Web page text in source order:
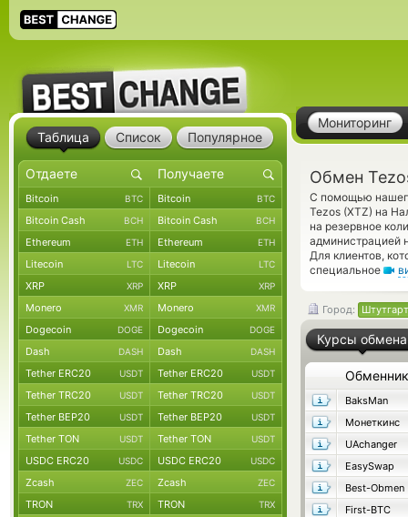
Мониторинг
Обмен
С помощью
Tezos (XTZ) на
на резервное
администрацией
Для клиентов,
специальное
Город: Штутгарт
Курсы обмена
Обменник
BaksMan
Монеткинс
UAchanger
EasySwap
Best-Obmen
First-BTC
Таблица Список Популярное
Bitcoin BTC Bitcoin BTC
Bitcoin Cash BCH Bitcoin Cash BCH
Ethereum ETH Ethereum ETH
Litecoin LTC Litecoin LTC
XRP XRP XRP XRP
Monero XMR Monero XMR
Dogecoin DOGE Dogecoin DOGE
Dash DASH Dash DASH
Tether ERC20 USDT Tether ERC20 USDT
Tether TRC20 USDT Tether TRC20 USDT
Tether BEP20 USDT Tether BEP20 USDT
Tether TON USDT Tether TON USDT
USDC ERC20 USDC USDC ERC20 USDC
Zcash ZEC Zcash ZEC
TRON TRX TRON TRX